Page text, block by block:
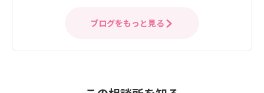
ブログをもっと見る